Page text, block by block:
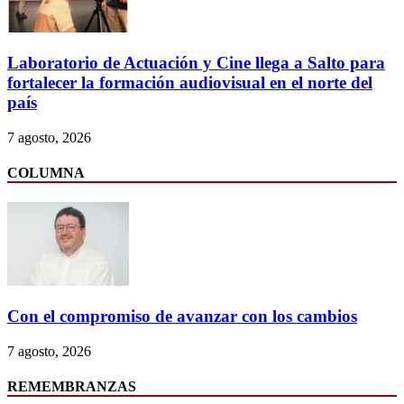
Laboratorio de Actuación y Cine llega a Salto para
fortalecer la formación audiovisual en el norte del
país
7 agosto, 2026
COLUMNA
Con el compromiso de avanzar con los cambios
7 agosto, 2026
REMEMBRANZAS